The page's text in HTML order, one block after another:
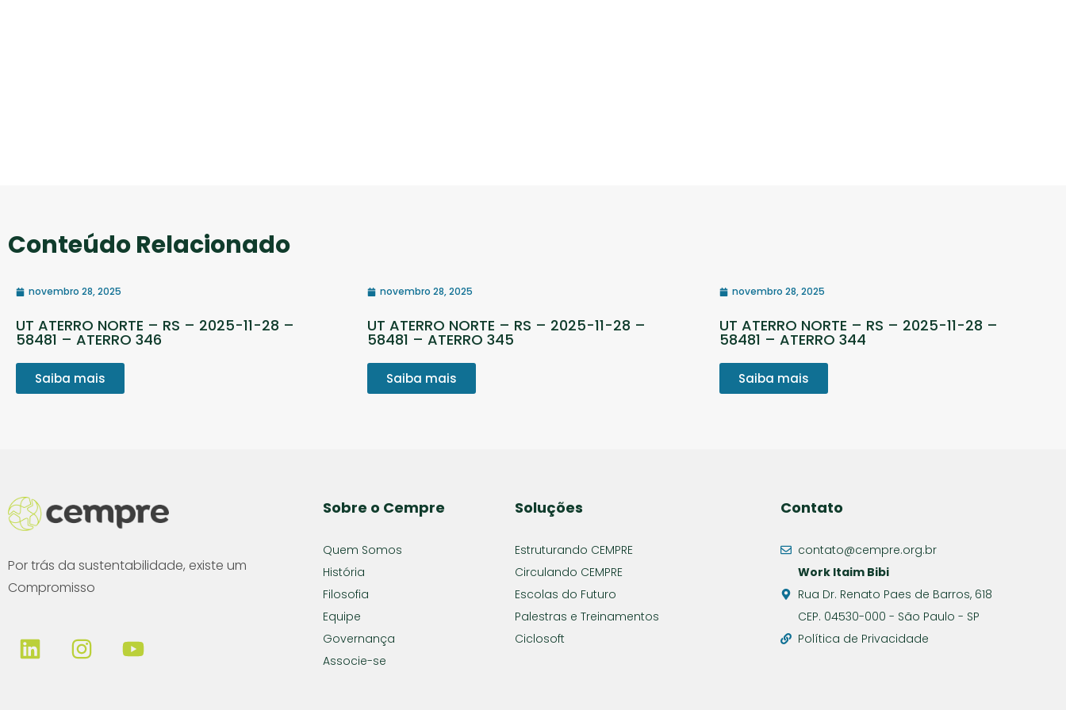
Conteúdo Relacionado
novembro 28, 2025
UT ATERRO NORTE – RS – 2025-11-28 –
58481 – ATERRO 346
Saiba mais
novembro 28, 2025
UT ATERRO NORTE – RS – 2025-11-28 –
58481 – ATERRO 345
Saiba mais
novembro 28, 2025
UT ATERRO NORTE – RS – 2025-11-28 –
58481 – ATERRO 344
Saiba mais
Por trás da sustentabilidade, existe um
Compromisso
Sobre o Cempre
Quem Somos
História
Filosofia
Equipe
Governança
Associe-se
Soluções
Estruturando CEMPRE
Circulando CEMPRE
Escolas do Futuro
Palestras e Treinamentos
Ciclosoft
Contato
contato@cempre.org.br
Work Itaim Bibi
Rua Dr. Renato Paes de Barros, 618
CEP. 04530-000 - São Paulo - SP
Política de Privacidade